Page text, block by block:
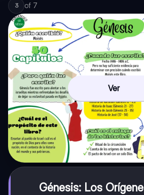
3 of 7
Ver
Génesis: Los